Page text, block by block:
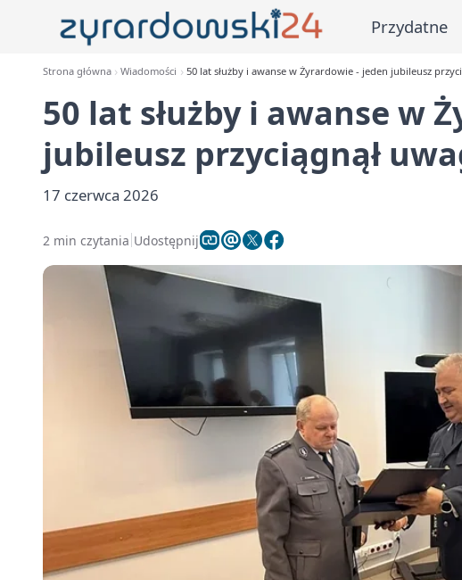
Przydatne
Strona główna Wiadomości 50 lat służby i awanse w Żyrardowie - jeden jubileusz
50 lat służby i awanse w
jubileusz przyciągnął
17 czerwca 2026
2 min czytania Udostępnij